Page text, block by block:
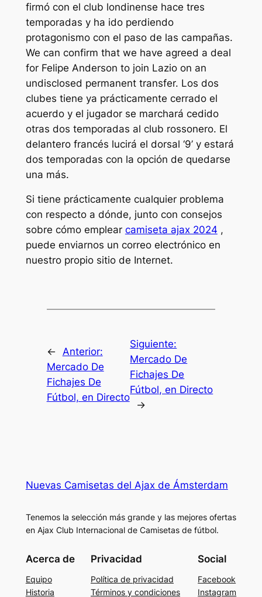
firmó con el club londinense hace tres
temporadas y ha ido perdiendo
protagonismo con el paso de las campañas.
We can confirm that we have agreed a deal
for Felipe Anderson to join Lazio on an
undisclosed permanent transfer. Los dos
clubes tiene ya prácticamente cerrado el
acuerdo y el jugador se marchará cedido
otras dos temporadas al club rossonero. El
delantero francés lucirá el dorsal ‘9’ y estará
dos temporadas con la opción de quedarse
una más.
Si tiene prácticamente cualquier problema
con respecto a dónde, junto con consejos
sobre cómo emplear camiseta ajax 2024 ,
puede enviarnos un correo electrónico en
nuestro propio sitio de Internet.
← Anterior:
Mercado De
Fichajes De
Fútbol, en Directo
Siguiente:
Mercado De
Fichajes De
Fútbol, en Directo
→
Nuevas Camisetas del Ajax de Ámsterdam
Tenemos la selección más grande y las mejores ofertas
en Ajax Club Internacional de Camisetas de fútbol.
Acerca de
Equipo
Historia
Privacidad
Política de privacidad
Términos y condiciones
Social
Facebook
Instagram